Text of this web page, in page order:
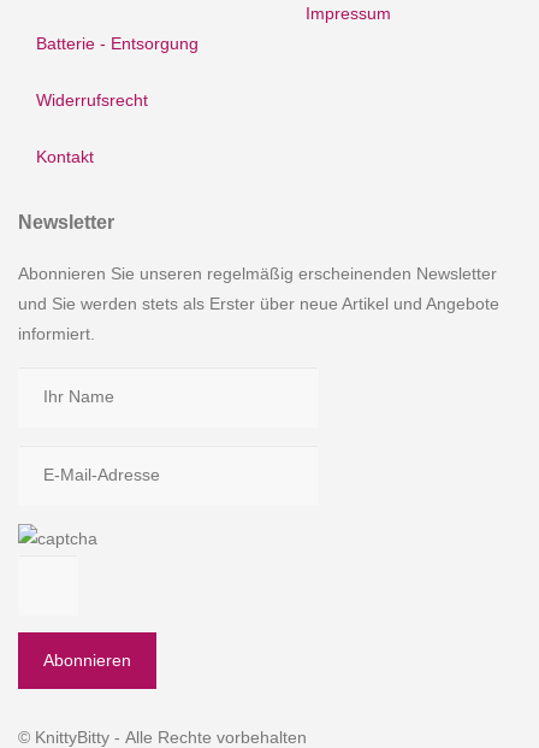
Batterie - Entsorgung
Widerrufsrecht
Kontakt
Impressum
Newsletter
Abonnieren Sie unseren regelmäßig erscheinenden Newsletter
und Sie werden stets als Erster über neue Artikel und Angebote
informiert.
© KnittyBitty - Alle Rechte vorbehalten